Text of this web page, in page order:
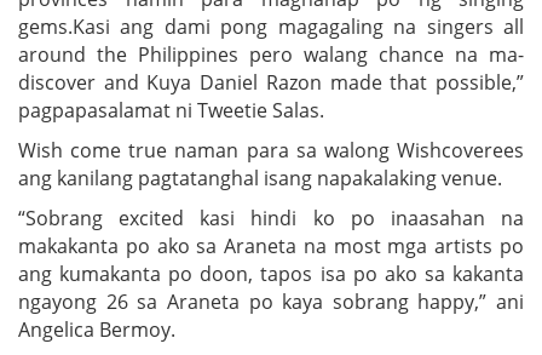
gems.Kasi ang dami pong magagaling na singers all
around the Philippines pero walang chance na ma-
discover and Kuya Daniel Razon made that possible,”
pagpapasalamat ni Tweetie Salas.
Wish come true naman para sa walong Wishcoverees
ang kanilang pagtatanghal isang napakalaking venue.
“Sobrang excited kasi hindi ko po inaasahan na
makakanta po ako sa Araneta na most mga artists po
ang kumakanta po doon, tapos isa po ako sa kakanta
ngayong 26 sa Araneta po kaya sobrang happy,” ani
Angelica Bermoy.